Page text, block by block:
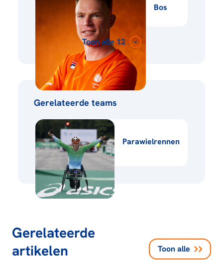
Bos
Toon alle 12
Gerelateerde teams
Parawielrennen
Gerelateerde
artikelen
Toon alle